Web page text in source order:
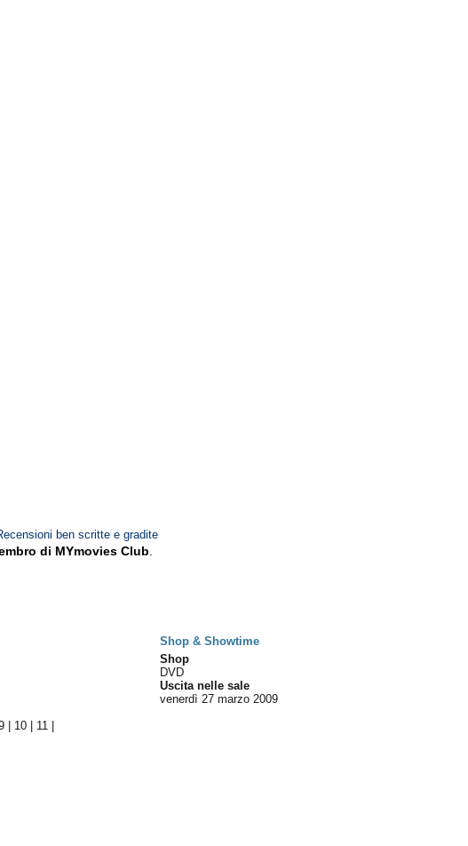
ben scritte e gradite
di MYmovies Club
Shop & Showtime
10 11
Shop
DVD
Uscita nelle sale
venerdì 27 marzo 2009